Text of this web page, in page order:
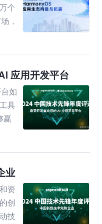
个
，
应用开发平台
如
具
赢
工
业
资
创
技